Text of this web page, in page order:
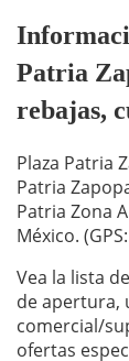
Patria
rebajas,
Plaza Patria
Patria
Patria Zona
México.
Vea la lista
de apertura,
comercial/
ofertas